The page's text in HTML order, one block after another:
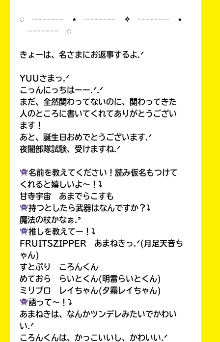
◌ ┈┈┈┈ ⋆ ┈┈┈┈ ✧ ┈┈┈┈ ⋆
┈┈┈┈ ◌
きょーは、名さまにお返事するよ.ᐟ
YUUさまっ.ᐟ
こっんにっちはーー.ᐟ.ᐟ
まだ、全然関わってないのに、関わってきた
人のところに書いてくれてありがとうござい
ます！
あと、誕生日おめでとうございます.ᐟ
夜闇部隊試験、受けますね.ᐟ
名前を教えてください！読み仮名もつけて
くれると嬉しいよ〜！⤵︎
甘寺宇宙 あまでらこすも
持つとしたら武器はなんですか？⤵︎
魔法の杖かなぁ.ᐣ
推しを教えてー！⤵︎
FRUITSZIPPER あまねきっ.ᐟ(月足天音ち
ゃん)
すとぷり ころんくん
めておら らいとくん(明雷らいとくん)
ミリプロ レイちゃん(夕霧レイちゃん)
語って〜！⤵︎
あまねきは、なんかツンデレみたいでかわい
い.ᐟ
ころんくんは、かっこいいし、かわいい.ᐟ